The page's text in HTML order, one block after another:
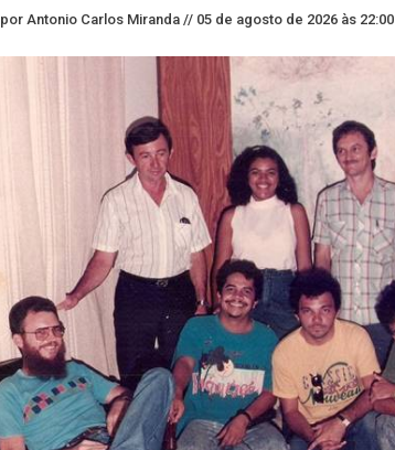
por Antonio Carlos Miranda // 05 de agosto de 2026 às 22:00